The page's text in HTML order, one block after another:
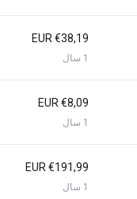
€38,19 EUR
1 سال
€8,09 EUR
1 سال
€191,99 EUR
1 سال